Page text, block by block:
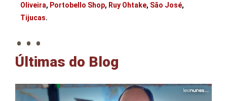
Oliveira, Portobello Shop, Ruy Ohtake, São José,
Tijucas.
. . .
Últimas do Blog